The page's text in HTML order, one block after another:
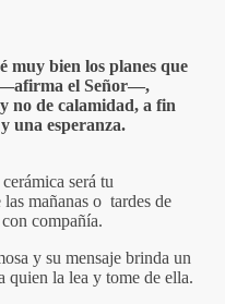
muy bien los planes que
—afirma el Señor—,
no de calamidad, a fin
una esperanza.
será tu
mañanas o tardes de
compañía.
y su mensaje brinda un
quien la lea y tome de ella.